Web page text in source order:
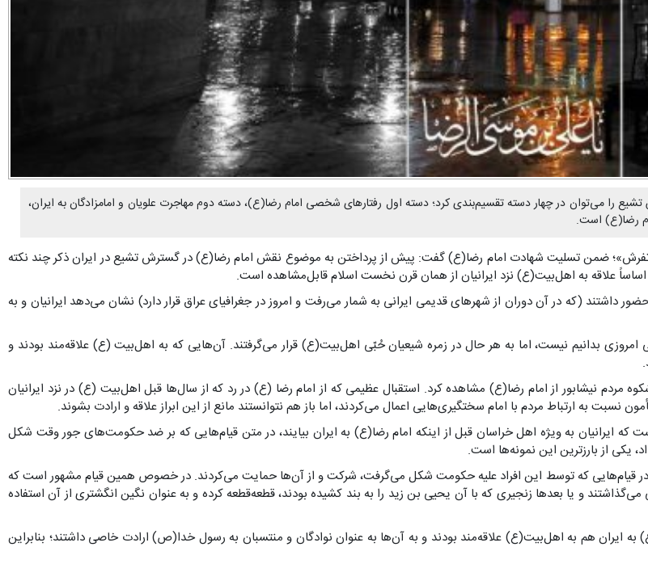
می‌توان در چهار دسته تقسیم‌بندی کرد؛ دسته اول رفتارهای شخصی امام رضا(ع)، دسته دوم مهاجرت علویان و امامزادگان به ایران،
رضا(ع) است.
تفرش»؛ ضمن تسلیت شهادت امام رضا(ع) گفت: پیش از پرداختن به موضوع نقش امام رضا(ع) در گسترش تشیع در ایران ذکر چند نکته
علاقه به اهل‌بیت(ع) نزد ایرانیان از همان قرن نخست اسلام قابل‌مشاهده است.
داشتند (که در آن دوران از شهرهای قدیمی ایرانی به شمار می‌رفت و امروز در جغرافیای عراق قرار دارد) نشان می‌دهد ایرانیان و به
امروزی بدانیم نیست، اما به هر حال در زمره شیعیان حُبّی اهل‌بیت(ع) قرار می‌گرفتند. آن‌هایی که به اهل‌بیت (ع) علاقه‌مند بودند و
مردم نیشابور از امام رضا(ع) مشاهده کرد. استقبال عظیمی که از امام رضا (ع) در رد که از سال‌ها قبل اهل‌بیت (ع) در نزد ایرانیان
به ارتباط مردم با امام سختگیری‌هایی اعمال می‌کردند، اما باز هم نتوانستند مانع از این ابراز علاقه و ارادت بشوند.
که ایرانیان به ویژه اهل خراسان قبل از اینکه امام رضا(ع) به ایران بیایند، در متن قیام‌هایی که بر ضد حکومت‌های جور وقت شکل
از بارزترین این نمونه‌ها است.
در قیام‌هایی که توسط این افراد علیه حکومت شکل می‌گرفت، شرکت و از آن‌ها حمایت می‌کردند. در خصوص همین قیام مشهور است که
و یا بعدها زنجیری که با آن یحیی بن زید را به بند کشیده بودند، قطعه‌قطعه کرده و به عنوان نگین انگشتری از آن استفاده
به ایران هم به اهل‌بیت(ع) علاقه‌مند بودند و به آن‌ها به عنوان نوادگان و منتسبان به رسول خدا(ص) ارادت خاصی داشتند؛ بنابراین